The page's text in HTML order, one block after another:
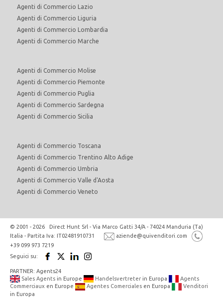
Agenti di Commercio Lazio
Agenti di Commercio Liguria
Agenti di Commercio Lombardia
Agenti di Commercio Marche
Agenti di Commercio Molise
Agenti di Commercio Piemonte
Agenti di Commercio Puglia
Agenti di Commercio Sardegna
Agenti di Commercio Sicilia
Agenti di Commercio Toscana
Agenti di Commercio Trentino Alto Adige
Agenti di Commercio Umbria
Agenti di Commercio Valle d'Aosta
Agenti di Commercio Veneto
© 2001 - 2026 Direct Hunt Srl - Via Marco Gatti 34/A - 74024 Manduria (Ta)
Italia - Partita Iva: IT02481910731
aziende@quivenditori.com
+39 099 973 7219
Seguici su:
PARTNER: Agents24
Sales Agents in Europe Handelsvertreter in Europa
Agents
Commerciaux en Europe Agentes Comerciales en Europa
Venditori
in Europa